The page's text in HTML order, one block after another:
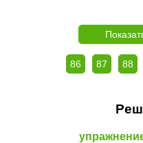
86 87 88